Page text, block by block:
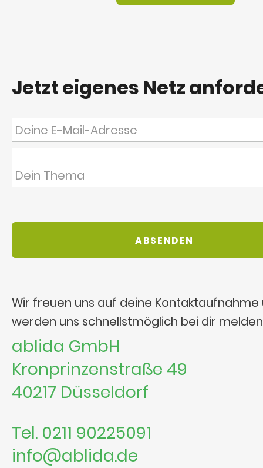
Jetzt eigenes Netz
Wir freuen uns auf deine Kontaktaufnahme
werden uns schnellstmöglich bei dir
ablida GmbH
Kronprinzenstraße 49
40217 Düsseldorf
Tel. 0211 90225091
info@ablida.de